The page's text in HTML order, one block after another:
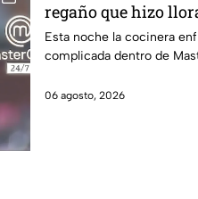
regaño que hizo
dentro de
Esta noche la cocinera
complicada dentro de
06 agosto, 2026